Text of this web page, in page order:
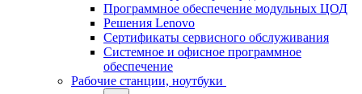
Программное обеспечение модульных ЦОД
Решения Lenovo
Сертификаты сервисного обслуживания
Системное и офисное программное
обеспечение
Рабочие станции, ноутбуки